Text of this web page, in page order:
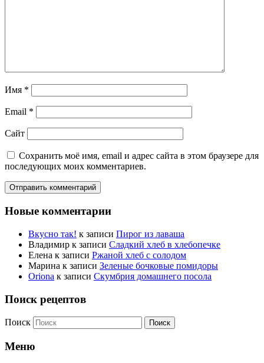
Имя *
Email *
Сайт
Сохранить моё имя, email и адрес сайта в этом браузере для
последующих моих комментариев.
Новые комментарии
Вкусно так! к записи Пирог из лаваша
Владимир к записи Сладкий хлеб в хлебопечке
Елена к записи Ржаной хлеб с солодом
Марина к записи Зеленые бочковые помидоры
Oriona к записи Скумбрия домашнего посола
Поиск рецептов
Поиск
Меню